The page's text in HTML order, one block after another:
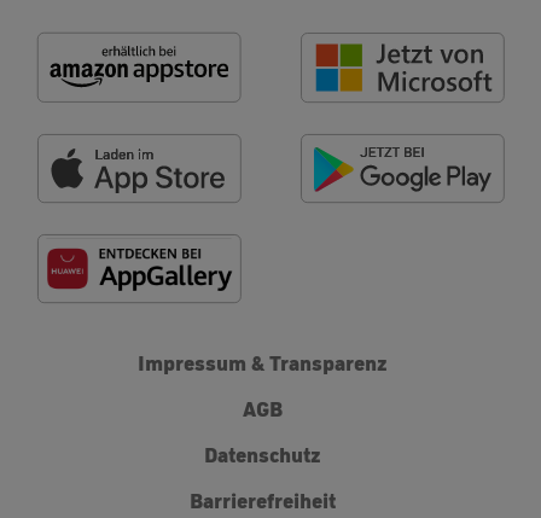
Impressum & Transparenz
AGB
Datenschutz
Barrierefreiheit